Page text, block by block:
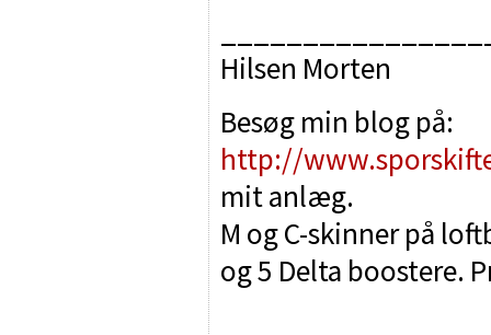
Hilsen Morten
Besøg min blog på:
http://
mit anlæg.
M og C-skinner på
og 5 Delta boostere.